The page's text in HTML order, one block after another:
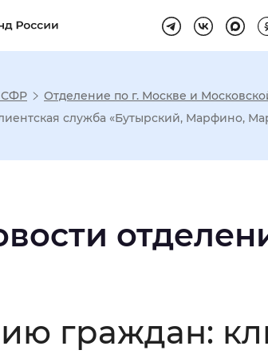
режима
Без засечек С засечками
СФР Отделение по г. Москве и
служба «Бутырский, Марфино,
граждан: